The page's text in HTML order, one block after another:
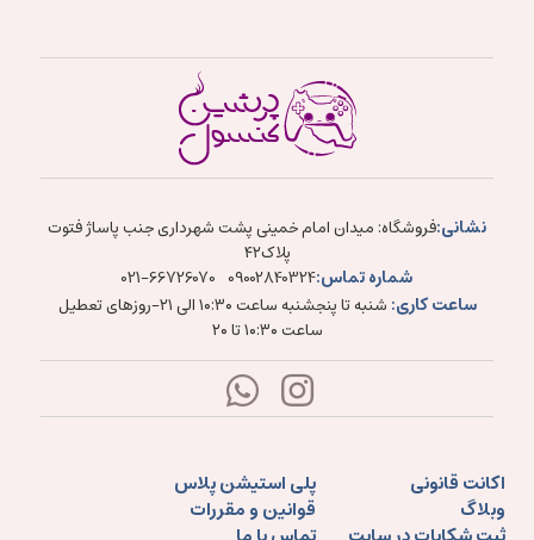
نشانی:فروشگاه: میدان امام خمینی پشت شهرداری جنب پاساژ فتوت
پلاک۴۲
شماره تماس:09002840324
021-66726070
ساعت کاری:
شنبه تا پنجشنبه ساعت ۱۰:۳۰ الی ۲۱-روزهای تعطیل
ساعت ۱۰:۳۰ تا ۲۰
اکانت قانونی
پلی استیشن پلاس
وبلاگ
قوانین و مقررات